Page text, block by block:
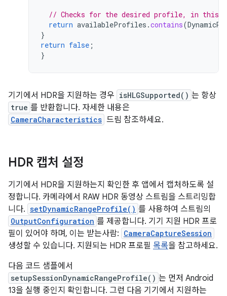
// Checks for the desired profile, in this
return availableProfiles .contains(
}
return false ;
}
기기에서 HDR을 지원하는 경우 isHLGSupported() 는 항상
true 를 반환합니다. 자세한 내용은
CameraCharacteristics 드림 참조하세요.
HDR 캡처 설정
기기에서 HDR을 지원하는지 확인한 후 앱에서 캡처하도록 설
정합니다. 카메라에서 RAW HDR 동영상 스트림을 스트리밍합
니다. setDynamicRangeProfile() 를 사용하여 스트림의
OutputConfiguration 를 제공합니다. 기기 지원 HDR 프로
필이 있어야 하며, 이는 받는사람: CameraCaptureSession
생성할 수 있습니다. 지원되는 HDR 프로필 목록을 참고하세요.
다음 코드 샘플에서
setupSessionDynamicRangeProfile() 는 먼저 Android
13을 실행 중인지 확인합니다. 그런 다음 기기에서 지원하는